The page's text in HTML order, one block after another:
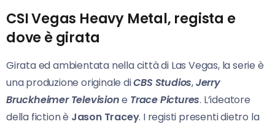
CSI Vegas Heavy Metal, regista e
dove è girata
Girata ed ambientata nella città di Las Vegas, la serie è
una produzione originale diCBS Studios,Jerry
Bruckheimer Televisione Trace Pictures. L’ideatore
della fiction è Jason Tracey. I registi presenti dietro la